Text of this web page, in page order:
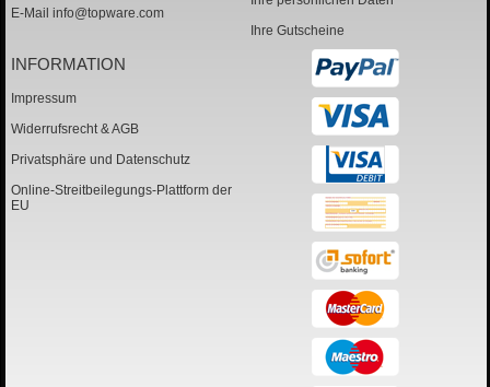
E-Mail info@topware.com
Ihre Gutscheine
INFORMATION
Impressum
Widerrufsrecht & AGB
Privatsphäre und Datenschutz
Online-Streitbeilegungs-Plattform der
EU